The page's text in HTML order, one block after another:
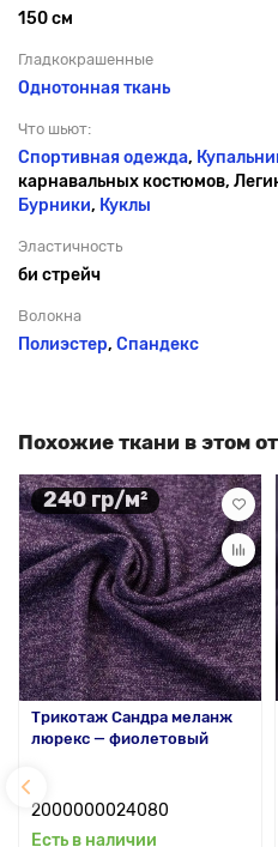
150 см
Гладкокрашенные
Однотонная ткань
Что шьют:
Спортивная одежда,
карнавальных костюмов,
Бурники, Куклы
Эластичность
би стрейч
Волокна
Полиэстер, Спандекс
Похожие ткани в этом
240 гр/м²
Трикотаж Сандра меланж
люрекс — фиолетовый
2000000024080
Есть в наличии